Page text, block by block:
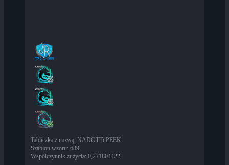
Tabliczka z nazwą: NADOTTi PEEK
Szablon wzoru: 689
Współczynnik zużycia: 0,271804422